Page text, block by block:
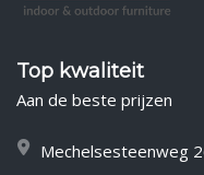
Top kwaliteit
Aan de beste prijzen
Mechelsesteenweg